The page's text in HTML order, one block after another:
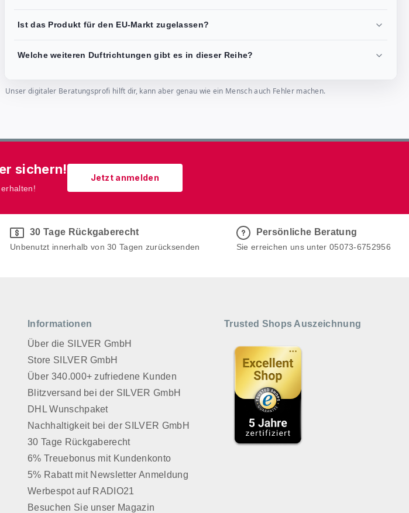
Ist das Produkt für den EU-Markt zugelassen?
Welche weiteren Duftrichtungen gibt es in dieser Reihe?
Unser digitaler Beratungsprofi hilft dir, kann aber genau wie ein Mensch auch Fehler machen.
sichern!
Jetzt anmelden
30 Tage Rückgaberecht
Unbenutzt innerhalb von 30 Tagen zurücksenden
Persönliche Beratung
Sie erreichen uns unter 05073-6752956
Informationen
Über die SILVER GmbH
Store SILVER GmbH
Über 340.000+ zufriedene Kunden
Blitzversand bei der SILVER GmbH
DHL Wunschpaket
Nachhaltigkeit bei der SILVER GmbH
30 Tage Rückgaberecht
6% Treuebonus mit Kundenkonto
5% Rabatt mit Newsletter Anmeldung
Werbespot auf RADIO21
Besuchen Sie unser Magazin
Trusted Shops Auszeichnung